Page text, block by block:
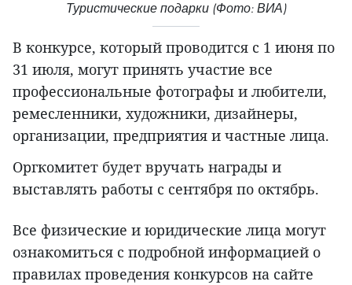
Туристические подарки (Фото: ВИА)
В конкурсе, который проводится с 1 июня по
31 июля, могут принять участие все
профессиональные фотографы и любители,
ремесленники, художники, дизайнеры,
организации, предприятия и частные лица.
Оргкомитет будет вручать награды и
выставлять работы с сентября по октябрь.
Все физические и юридические лица могут
ознакомиться с подробной информацией о
правилах проведения конкурсов на сайте